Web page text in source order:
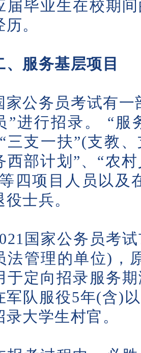
业生在校期间
。
务基层项目
务员考试有一
”进行招录。 “服
三支一扶”(支教
西部计划”、“农
四项目人员以及
士兵。
国家公务员考试
法管理的单位)，
于定向招录服务
军队服役5年(含)
大学生村官。